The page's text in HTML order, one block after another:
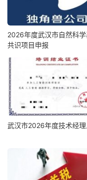
2026年度武汉市自然科
共识项目申报
武汉市2026年度技术经